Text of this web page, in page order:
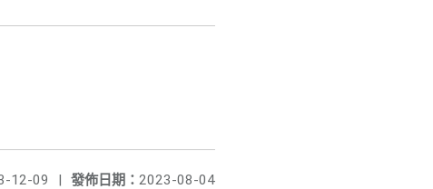
發佈日期： 2023-08-04
12-09 |